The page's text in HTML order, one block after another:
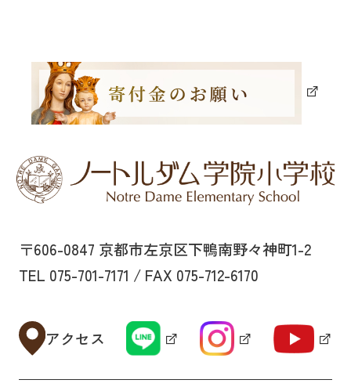
〒606-0847 京都市左京区下鴨南野々神町1-2
TEL 075-701-7171 / FAX 075-712-6170
アクセス